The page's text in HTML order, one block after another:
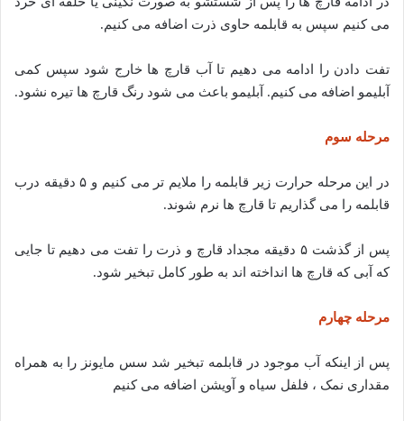
می کنیم سپس به قابلمه حاوی ذرت اضافه می کنیم.
تفت دادن را ادامه می دهیم تا آب قارچ ها خارج شود سپس کمی
آبلیمو اضافه می کنیم. آبلیمو باعث می شود رنگ قارچ ها تیره نشود.
مرحله سوم
در این مرحله حرارت زیر قابلمه را ملایم تر می کنیم و ۵ دقیقه درب
قابلمه را می گذاریم تا قارچ ها نرم شوند.
پس از گذشت ۵ دقیقه مجداد قارچ و ذرت را تفت می دهیم تا جایی
که آبی که قارچ ها انداخته اند به طور کامل تبخیر شود.
مرحله چهارم
پس از اینکه آب موجود در قابلمه تبخیر شد سس مایونز را به همراه
مقداری نمک ، فلفل سیاه و آویشن اضافه می کنیم